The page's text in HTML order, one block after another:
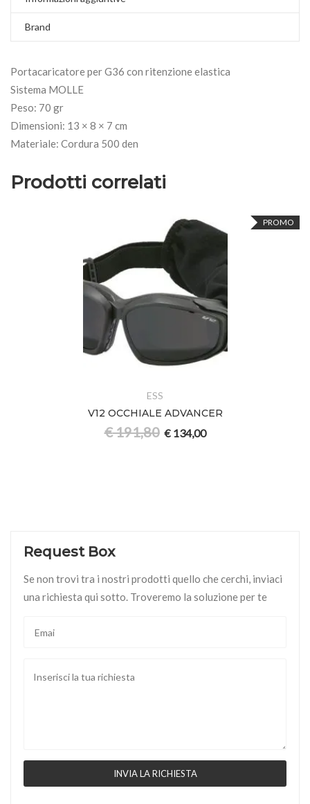
Brand
Portacaricatore per G36 con ritenzione elastica
Sistema MOLLE
Peso: 70 gr
Dimensioni: 13 × 8 × 7 cm
Materiale: Cordura 500 den
Prodotti correlati
PROMO
ESS
V12 OCCHIALE ADVANCER
€191,80 €134,00
Request Box
Se non trovi tra i nostri prodotti quello che cerchi, inviaci
una richiesta qui sotto. Troveremo la soluzione per te